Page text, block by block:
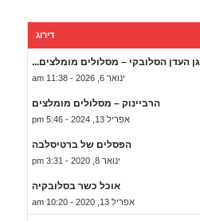
דירוג
גן העדן הסלובקי – מסלולים מומלצים...
ינואר 6, 2026 - 11:38 am
הרביינוק – מסלולים מומלצים
אפריל 13, 2024 - 5:46 pm
הפסלים של ברטיסלבה
ינואר 8, 2020 - 3:31 pm
אוכל כשר בסלובקיה
אפריל 13, 2020 - 10:20 am